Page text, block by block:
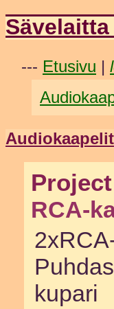
--- Etusivu |
Audiokaapelit
RCA-
kupari